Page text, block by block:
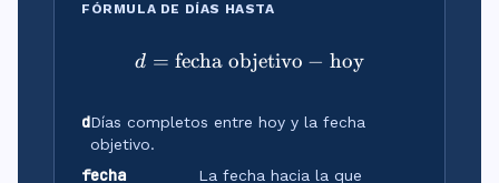
FÓRMULA DE DÍAS HASTA
d = \text{fecha objetivo}
d = fecha objetivo − hoy
dDías completos entre hoy y la fecha
objetivo.
fecha
La fecha hacia la que